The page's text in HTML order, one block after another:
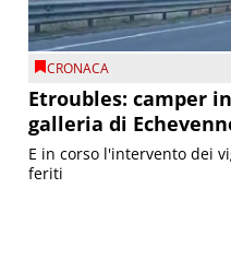
CRONACA
Etroubles: camper
galleria di
E in corso l'intervento dei
feriti